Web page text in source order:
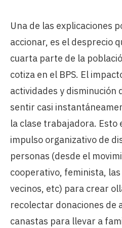
Una de las explicaciones
accionar, es el desprecio
cuarta parte de la
cotiza en el BPS. El
actividades y disminución
sentir casi
la clase trabajadora. Esto
impulso organizativo de
personas (desde el
cooperativo, feminista, las
vecinos, etc) para crear
recolectar donaciones de
canastas para llevar a